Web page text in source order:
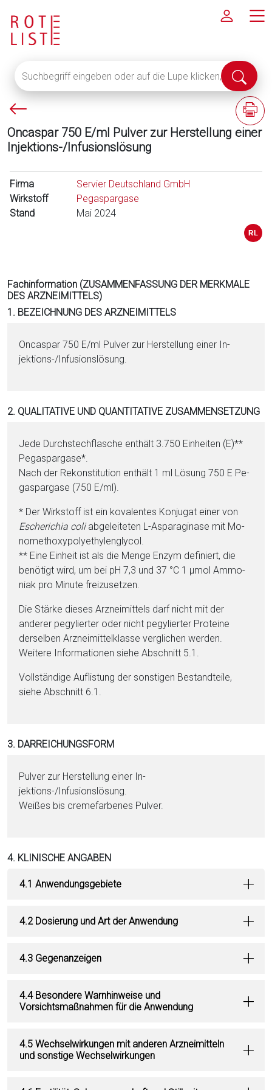
eingeben
oder
auf
die
Lupe
klicken,
um
alle
Fachinformationen
anzuzeigen
Suche
P
e
i
l
i
n
Oncaspar 750 E/ml Pulver zur Herstellung einer
Injektions-/Infusionslösung
F
a
c
r
m
Firma
Servier Deutschland GmbH
Wirkstoff
Pegaspargase
Stand
Mai 2024
Fachinformation (ZUSAMMENFASSUNG DER MERKMALE
DES ARZNEIMITTELS)
1. BEZEICHNUNG DES ARZNEIMITTELS
Oncaspar 750 E/ml Pul­ver zur Herstellung ei­ner In­
jektions-/Infusionslösung.
2. QUALITATIVE UND QUANTITATIVE ZUSAMMENSETZUNG
Jede Durchstechflasche enthält 3.750 Ein­hei­ten (E)**
Pe­gas­par­ga­se*.
Nach der Rekonstitution enthält 1 ml Lö­sung 750 E Pe­
gas­par­ga­se (750 E/ml).
* Der Wirkstoff ist ein kovalentes Konjugat ei­ner von
Esche­ri­chia coliab­ge­lei­teten L-As­pa­ra­gi­na­se mit Mo­
nomethoxypolyethy­lenglycol.
** Eine Einheit ist als die Men­ge Enzym definiert, die
benötigt wird, um bei pH 7,3 und 37 °C 1 µmol Am­mo­
ni­ak pro Minute freizusetzen.
Die Stär­ke dieses Arzneimit­tels darf nicht mit der
anderer pegylierter oder nicht pegylierter Pro­te­ine
derselben Arzneimittelklasse verglichen werden.
Weitere Informationen siehe Abschnitt 5.1.
Vollständige Auflistung der sonstigen Be­stand­tei­le,
siehe Abschnitt 6.1.
3. DARREICHUNGSFORM
Pul­ver zur Herstellung ei­ner In­
jektions-/Infusionslösung.
Wei­ßes bis cremefarbenes Pul­ver.
4. KLINISCHE ANGABEN
4.1 Anwendungsgebiete
4.2 Dosierung und Art der Anwendung
4.3 Gegenanzeigen
4.4 Besondere Warnhinweise und
Vorsichtsmaßnahmen für die Anwendung
4.5 Wechselwirkungen mit anderen Arzneimitteln
und sonstige Wechselwirkungen